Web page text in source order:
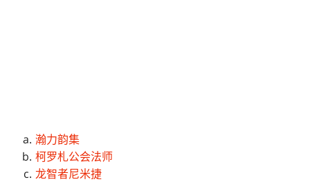
瀚力韵集
柯罗札公会法师
龙智者尼米捷